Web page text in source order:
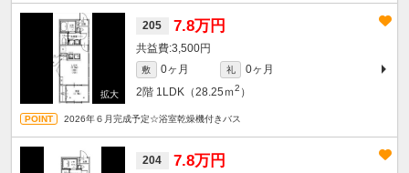
205 7.8万円
3,500円
敷 0ヶ月 礼
0ヶ月
2階 1LDK（28.25ｍ2 ）
2026年６月完成予定☆浴室乾燥機付きバス
204 7.8万円